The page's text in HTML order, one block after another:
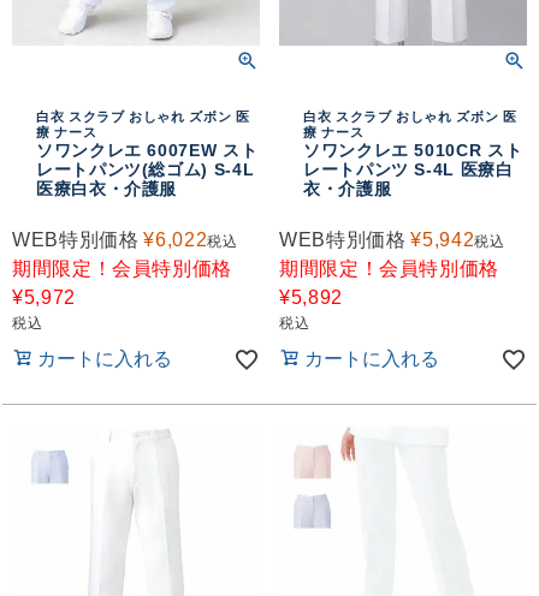
白衣 スクラブ おしゃれ ズボン 医
療 ナース
ソワンクレエ 6007EW スト
レートパンツ(総ゴム) S-4L
医療白衣・介護服
WEB特別価格 ¥6,022税込
期間限定！会員特別価格
¥5,972
税込
カートに入れる
白衣 スクラブ おしゃれ ズボン 医
療 ナース
ソワンクレエ 5010CR スト
レートパンツ S-4L 医療白
衣・介護服
WEB特別価格 ¥5,942税込
期間限定！会員特別価格
¥5,892
税込
カートに入れる